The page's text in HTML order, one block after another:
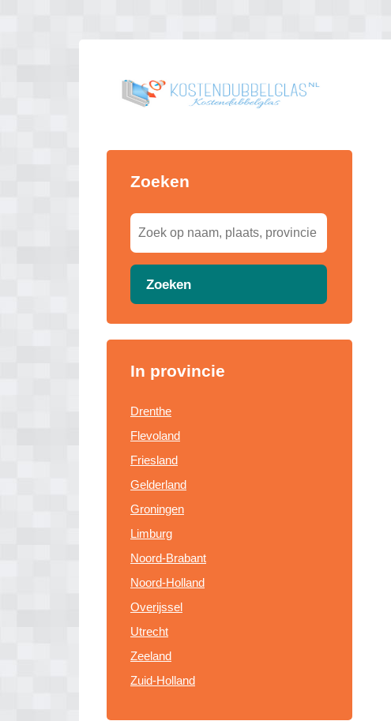
Zoeken
Zoeken
In provincie
Drenthe
Flevoland
Friesland
Gelderland
Groningen
Limburg
Noord-Brabant
Noord-Holland
Overijssel
Utrecht
Zeeland
Zuid-Holland